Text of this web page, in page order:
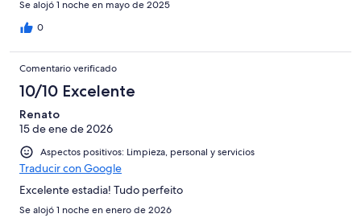
Se alojó 1 noche en mayo de 2025
0
Comentario verificado
10/10 Excelente
Renato
15 de ene de 2026
Aspectos positivos: Limpieza, personal y servicios
Traducir con Google
Excelente estadia! Tudo perfeito
Se alojó 1 noche en enero de 2026